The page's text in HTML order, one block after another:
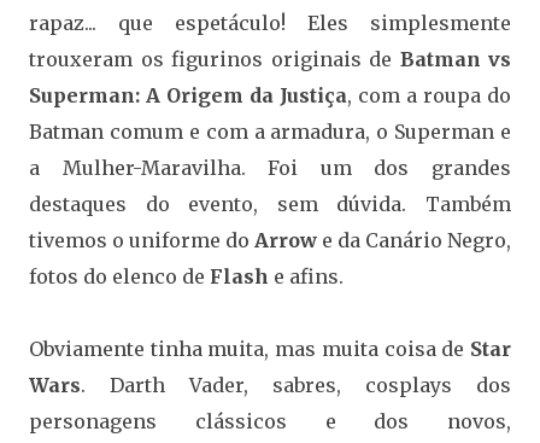
rapaz... que espetáculo! Eles simplesmente
trouxeram os figurinos originais de Batman vs
Superman: A Origem da Justiça, com a roupa do
Batman comum e com a armadura, o Superman e
a Mulher-Maravilha. Foi um dos grandes
destaques do evento, sem dúvida. Também
tivemos o uniforme do Arrow e da Canário Negro,
fotos do elenco de Flash e afins.
Obviamente tinha muita, mas muita coisa de Star
Wars. Darth Vader, sabres, cosplays dos
personagens clássicos e dos novos,